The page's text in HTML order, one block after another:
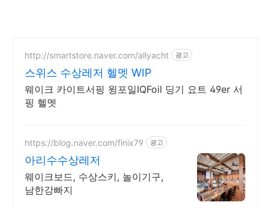
http://smartstore.naver.com/allyacht 광고
스위스 수상레저 헬멧 WIP
웨이크 카이트서핑 윙포일IQFoil 딩기 요트 49er 서
핑 헬멧
https://blog.naver.com/finix79 광고
아리수수상레저
웨이크보드, 수상스키, 놀이기구,
남한강빠지